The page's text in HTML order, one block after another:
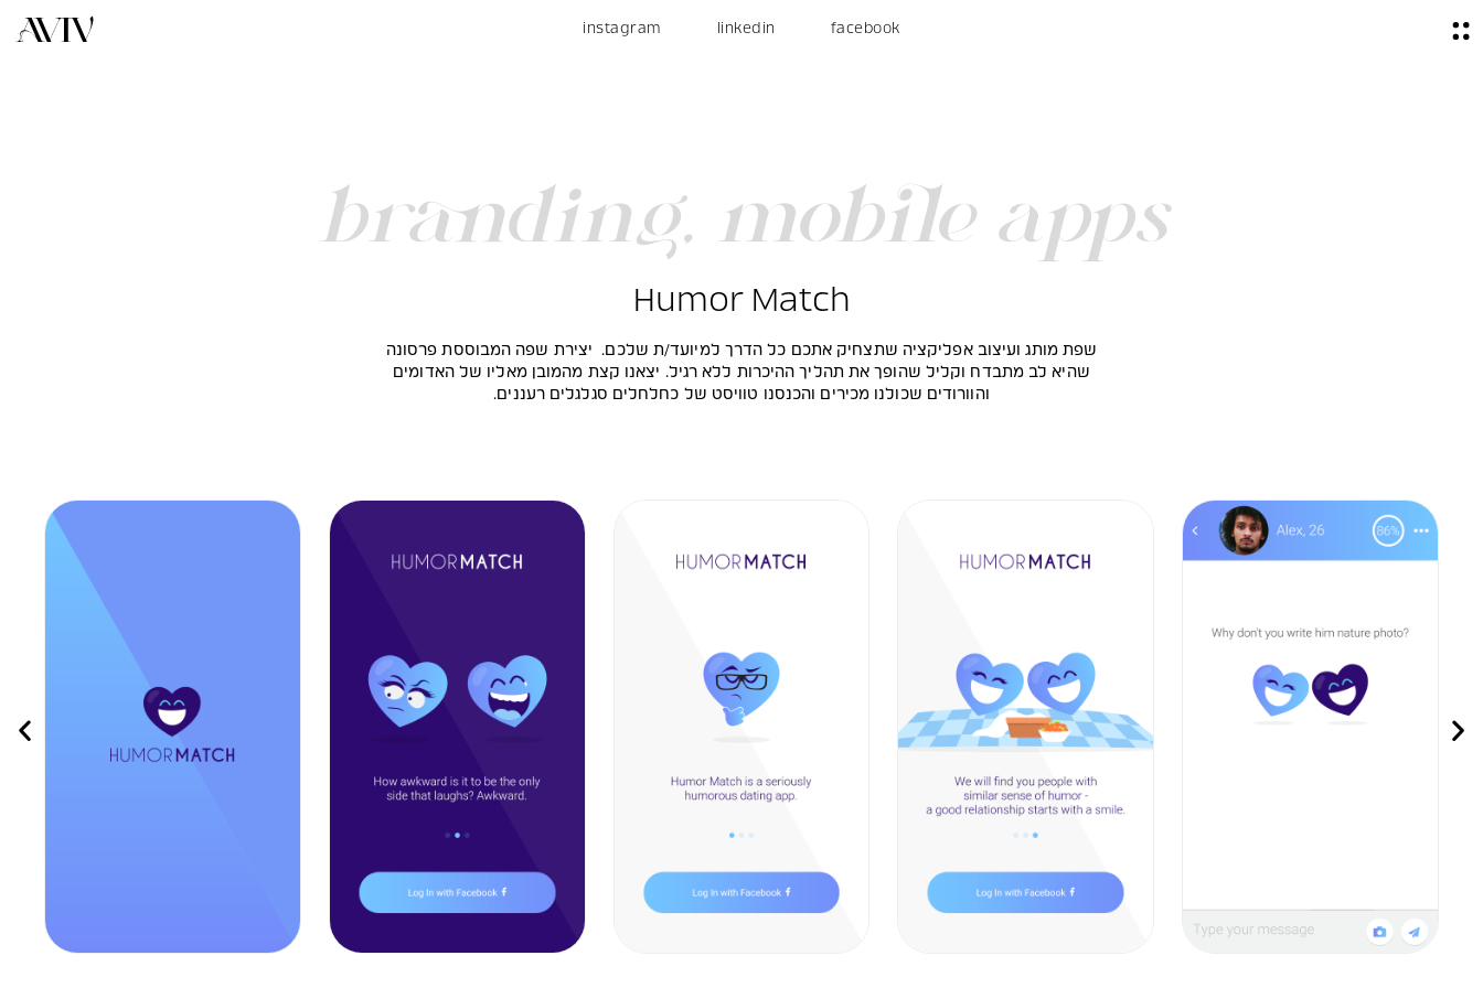
facebook
linkedin
instagram
branding, mobile apps
Humor Match
שפת מותג ועיצוב אפליקציה שתצחיק אתכם כל הדרך למיועד/ת שלכם. יצירת שפה המבוססת פרסונה
שהיא לב מתבדח וקליל שהופך את תהליך ההיכרות ללא רגיל. יצאנו קצת מהמובן מאליו של האדומים
והוורודים שכולנו מכירים והכנסנו טוויסט של כחלחלים סגלגלים רעננים.